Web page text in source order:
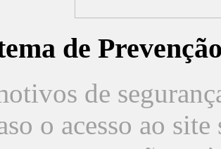
de
de
o acesso ao